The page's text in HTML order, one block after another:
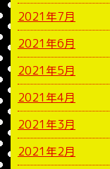
2021年7月
2021年6月
2021年5月
2021年4月
2021年3月
2021年2月